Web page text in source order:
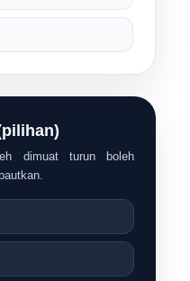
dimuat turun boleh